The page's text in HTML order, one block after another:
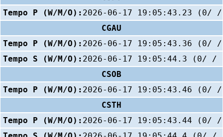
Tempo P (W/M/O): 2026-06-17 19:05:43.23 (0/
CGAU
Tempo P (W/M/O): 2026-06-17 19:05:43.36 (0/
Tempo S (W/M/O): 2026-06-17 19:05:44.3 (0/ /
CSOB
Tempo P (W/M/O): 2026-06-17 19:05:43.46 (0/
CSTH
Tempo P (W/M/O): 2026-06-17 19:05:43.44 (0/